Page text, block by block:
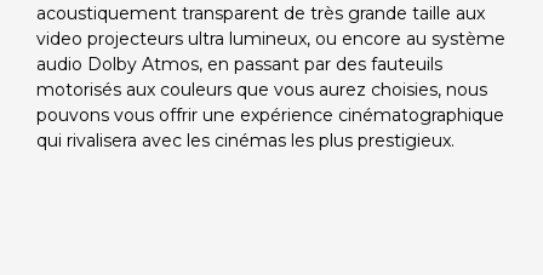
acoustiquement transparent de très grande taille aux
video projecteurs ultra lumineux, ou encore au système
audio Dolby Atmos, en passant par des fauteuils
motorisés aux couleurs que vous aurez choisies, nous
pouvons vous offrir une expérience cinématographique
qui rivalisera avec les cinémas les plus prestigieux.